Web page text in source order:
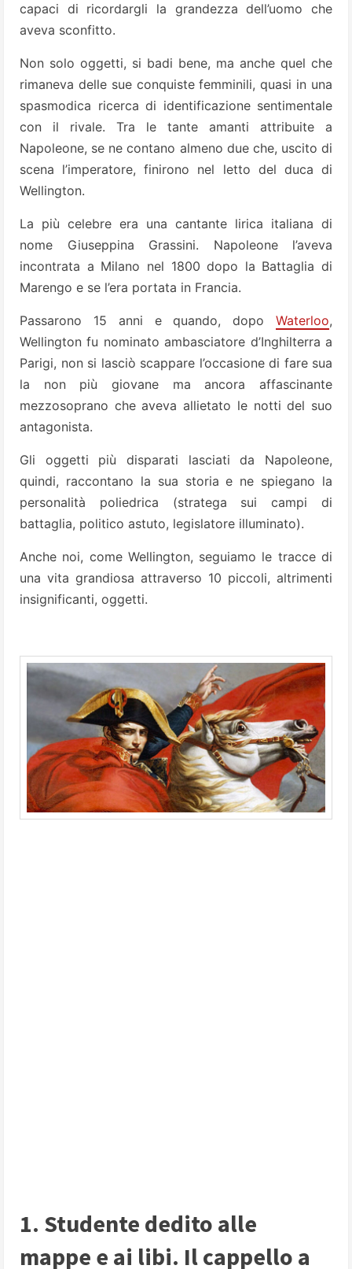
capaci di ricordargli la grandezza dell’uomo che
aveva sconfitto.
Non solo oggetti, si badi bene, ma anche quel che
rimaneva delle sue conquiste femminili, quasi in una
spasmodica ricerca di identificazione sentimentale
con il rivale. Tra le tante amanti attribuite a
Napoleone, se ne contano almeno due che, uscito di
scena l’imperatore, finirono nel letto del duca di
Wellington.
La più celebre era una cantante lirica italiana di
nome Giuseppina Grassini. Napoleone l’aveva
incontrata a Milano nel 1800 dopo la Battaglia di
Marengo e se l’era portata in Francia.
Passarono 15 anni e quando, dopo Waterloo,
Wellington fu nominato ambasciatore d’Inghilterra a
Parigi, non si lasciò scappare l’occasione di fare sua
la non più giovane ma ancora affascinante
mezzosoprano che aveva allietato le notti del suo
antagonista.
Gli oggetti più disparati lasciati da Napoleone,
quindi, raccontano la sua storia e ne spiegano la
personalità poliedrica (stratega sui campi di
battaglia, politico astuto, legislatore illuminato).
Anche noi, come Wellington, seguiamo le tracce di
una vita grandiosa attraverso 10 piccoli, altrimenti
insignificanti, oggetti.
1. Studente dedito alle
mappe e ai libi. Il cappello a